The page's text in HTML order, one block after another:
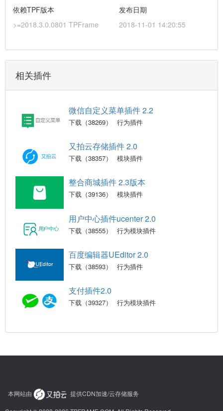
依赖TPF版本
>=2018.3.0.0801 TPFrame
发布日期
2018-11-01 14:20:55
相关插件
微信自定义菜单插件 2.2
下载（38269） 行为插件
又拍云存储插件 2.0
下载（38357） 模块插件
整合商城插件 2.3版本
下载（39136） 模块插件
用户中心插件ucenter 2.0
下载（38555） 行为模块插件
百度编辑器UEditor 2.0
下载（38593） 行为插件
支付插件2.0
下载（39327） 行为模块插件
本网站由 提供CDN加速/云存储服务